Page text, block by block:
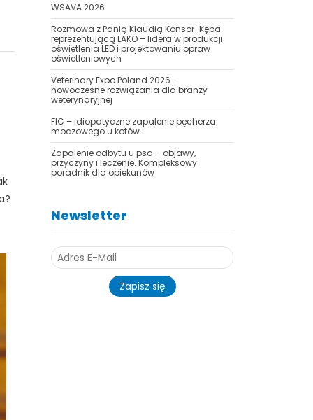
WSAVA 2026
Rozmowa z Panią Klaudią Konsor-Kępa
reprezentującą LAKO – lidera w produkcji
oświetlenia LED i projektowaniu opraw
oświetleniowych
Veterinary Expo Poland 2026 –
nowoczesne rozwiązania dla branży
weterynaryjnej
FIC – idiopatyczne zapalenie pęcherza
moczowego u kotów.
Zapalenie odbytu u psa – objawy,
przyczyny i leczenie. Kompleksowy
poradnik dla opiekunów
Newsletter
Zapisz się